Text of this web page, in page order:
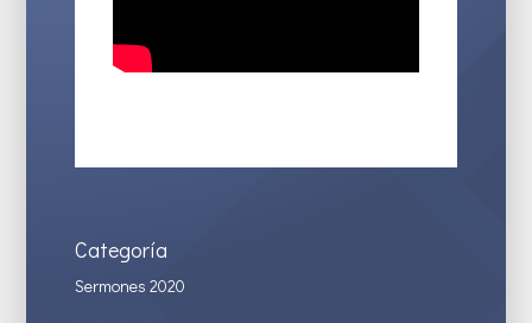
Categoría
Sermones 2020